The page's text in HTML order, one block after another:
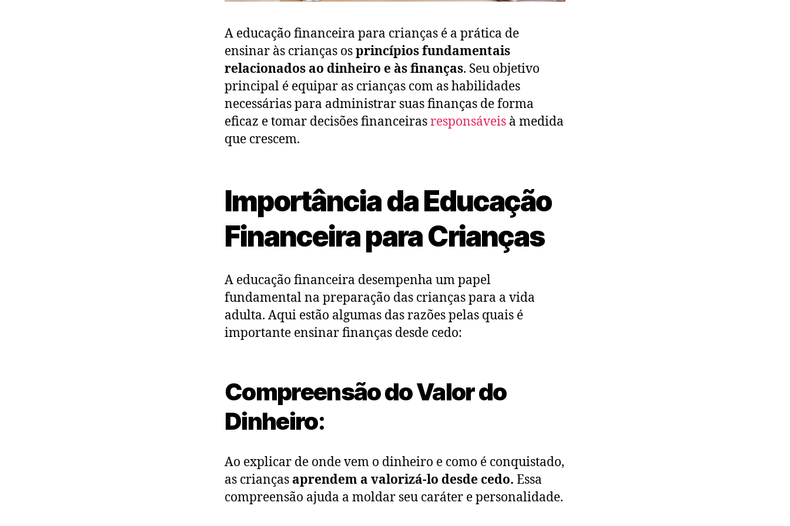
A educação financeira para crianças é a prática de
ensinar às crianças osprincípios fundamentais
relacionados ao dinheiro e às finanças. Seu objetivo
principal é equipar as crianças com as habilidades
necessárias para administrar suas finanças de forma
eficaz e tomar decisões financeirasresponsáveis à medida
que crescem.
Importância da Educação
Financeira para Crianças
A educação financeira desempenha um papel
fundamental na preparação das crianças para a vida
adulta. Aqui estão algumas das razões pelas quais é
importante ensinar finanças desde cedo:
Compreensão do Valor do
Dinheiro:
Ao explicar de onde vem o dinheiro e como é conquistado,
as crianças aprendem a valorizá-lo desde cedo. Essa
compreensão ajuda a moldar seu caráter e personalidade.